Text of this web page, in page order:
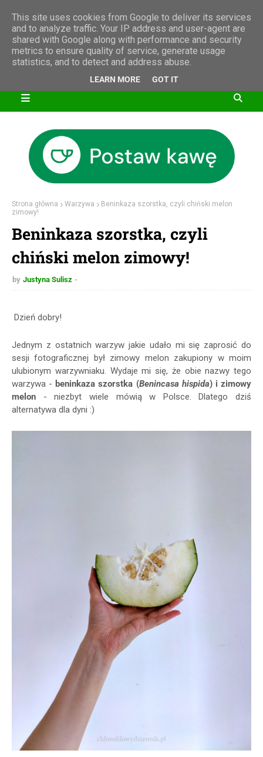
Strona główna Warzywa
Beninkaza szorstka, czyli chiński melon
zimowy!
Beninkaza szorstka, czyli
chiński melon zimowy!
by Justyna Sulisz
Dzień dobry!
Jednym z ostatnich warzyw jakie udało mi się zaprosić do
sesji fotograficznej był zimowy melon zakupiony w moim
ulubionym warzywniaku. Wydaje mi się, że obie nazwy tego
warzywa - beninkaza szorstka (Benincasa hispida) i zimowy
melon - niezbyt wiele mówią w Polsce. Dlatego dziś
alternatywa dla dyni :)
This site uses cookies from Google to deliver its services
and to analyze traffic. Your IP address and user-agent are
shared with Google along with performance and security
metrics to ensure quality of service, generate usage
statistics, and to detect and address abuse.
LEARN MORE GOT IT